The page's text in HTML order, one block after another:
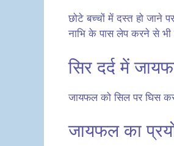
छोटे बच्चों में दस्त हो जाने
नाभि के पास लेप करने से भी
सिर दर्द में
जायफल को सिल पर घिस
जायफल का